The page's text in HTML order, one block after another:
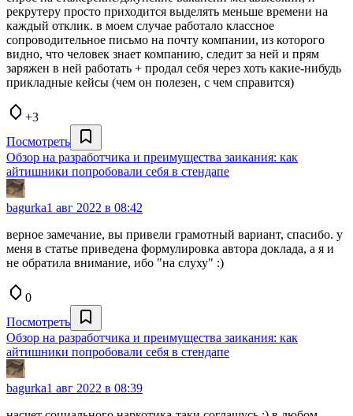
рекрутеру просто приходится выделять меньше времени на
каждый отклик. в моем случае работало классное
сопроводительное письмо на почту компании, из которого
видно, что человек знает компанию, следит за ней и прям
заряжен в ней работать + продал себя через хоть какие-нибудь
прикладные кейсы (чем он полезен, с чем справится)
+3
Посмотреть
Обзор на разработчика и преимущества заикания: как
айтишники попробовали себя в стендапе
bagurka1 авг 2022 в 08:42
верное замечание, вы привели грамотный вариант, спасибо. у
меня в статье приведена формулировка автора доклада, а я и
не обратила внимание, ибо "на слуху" :)
0
Посмотреть
Обзор на разработчика и преимущества заикания: как
айтишники попробовали себя в стендапе
bagurka1 авг 2022 в 08:39